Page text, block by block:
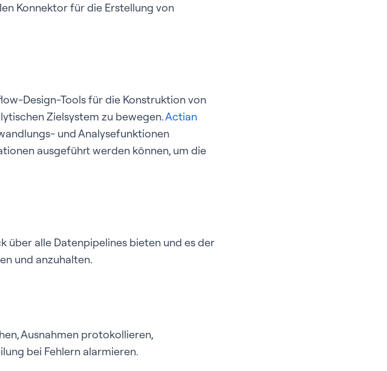
Konnektor für die Erstellung von
Design-Tools für die Konstruktion von
Zielsystem zu bewegen.Actian
und Analysefunktionen
ausgeführt werden können, um die
über alle Datenpipelines bieten und es der
und anzuhalten.
Ausnahmen protokollieren,
bei Fehlern alarmieren.